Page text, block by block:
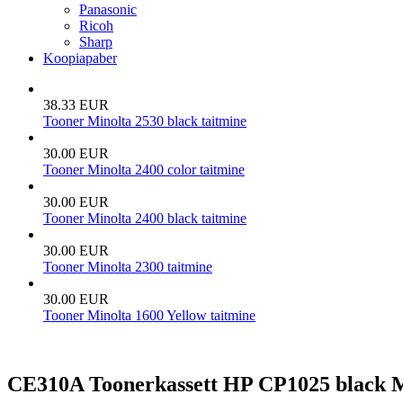
Panasonic
Ricoh
Sharp
Koopiapaber
38.33 EUR
Tooner Minolta 2530 black taitmine
30.00 EUR
Tooner Minolta 2400 color taitmine
30.00 EUR
Tooner Minolta 2400 black taitmine
30.00 EUR
Tooner Minolta 2300 taitmine
30.00 EUR
Tooner Minolta 1600 Yellow taitmine
CE310A Toonerkassett HP CP1025 black